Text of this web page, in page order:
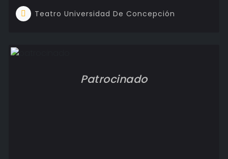
Teatro Universidad De Concepción
Patrocinado